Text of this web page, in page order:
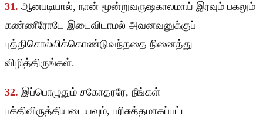
31. ஆனபடியால், நான் மூன்றுவருஷகாலமாய் இரவும் பகலும்
கண்ணீரோடே இடைவிடாமல் அவனவனுக்குப்
புத்திசொல்லிக்கொண்டுவந்ததை நினைத்து
விழித்திருங்கள்.
32. இப்பொழுதும் சகோதரரே, நீங்கள்
பக்திவிருத்தியடையவும், பரிசுத்தமாகப்பட்ட